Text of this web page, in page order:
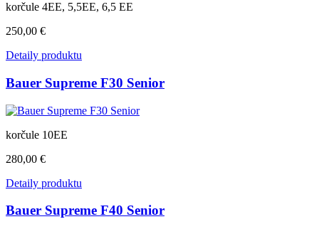
korčule 4EE, 5,5EE, 6,5 EE
250,00 €
Detaily produktu
Bauer Supreme F30 Senior
korčule 10EE
280,00 €
Detaily produktu
Bauer Supreme F40 Senior